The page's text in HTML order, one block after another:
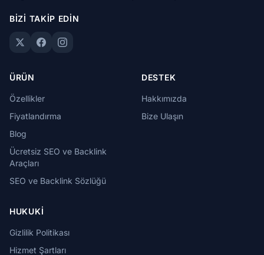
BIZI TAKIP EDIN
ÜRÜN
Özellikler
Fiyatlandırma
Blog
Ücretsiz SEO ve Backlink
Araçları
SEO ve Backlink Sözlüğü
DESTEK
Hakkımızda
Bize Ulaşın
HUKUKI
Gizlilik Politikası
Hizmet Şartları